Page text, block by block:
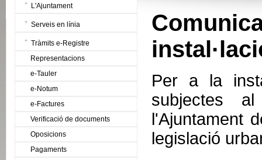
L'Ajuntament
Serveis en línia
Tràmits e-Registre
Representacions
e-Tauler
e-Notum
e-Factures
Verificació de documents
Oposicions
Pagaments
Per a la
subjectes
l'Ajuntament
legislació